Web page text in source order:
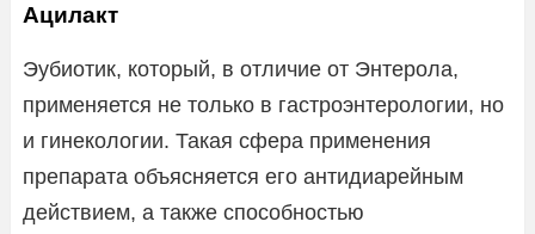
Ацилакт
Эубиотик, который, в отличие от Энтерола,
применяется не только в гастроэнтерологии, но
и гинекологии. Такая сфера применения
препарата объясняется его антидиарейным
действием, а также способностью